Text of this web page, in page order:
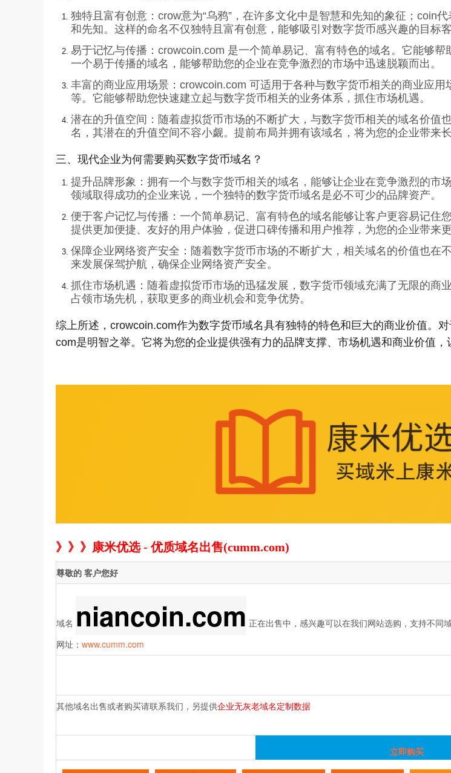
独特且富有创意：crow意为“乌鸦”，在许多文化中是智慧和先知的象征；coin
和先知。这样的命名不仅独特且富有创意，能够吸引对数字货币感兴趣的目标客
易于记忆与传播：crowcoin.com 是一个简单易记、富有特色的域名。它能够
一个易于传播的域名，能够帮助您的企业在竞争激烈的市场中迅速脱颖而出。
丰富的商业应用场景：crowcoin.com 可适用于各种与数字货币相关的商业应
等。它能够帮助您快速建立起与数字货币相关的业务体系，抓住市场机遇。
潜在的升值空间：随着虚拟货币市场的不断扩大，与数字货币相关的域名价值
名，其潜在的升值空间不容小觑。提前布局并拥有该域名，将为您的企业带来长
三、现代企业为何需要购买数字货币域名？
提升品牌形象：拥有一个与数字货币相关的域名，能够让企业在竞争激烈的市
领域取得成功的企业来说，一个独特的数字货币域名是必不可少的品牌资产。
便于客户记忆与传播：一个简单易记、富有特色的域名能够让客户更容易记住
提供更加便捷、友好的用户体验，促进口碑传播和用户推荐，为您的企业带来更
保障企业网络资产安全：随着数字货币市场的不断扩大，相关域名的价值也在
来发展保驾护航，确保企业网络资产安全。
抓住市场机遇：随着虚拟货币市场的迅猛发展，数字货币领域充满了无限的商
占领市场先机，获取更多的商业机会和竞争优势。
综上所述，crowcoin.com作为数字货币域名具有独特的特色和巨大的商业价值。
com是明智之举。它将为您的企业提供强有力的品牌支撑、市场机遇和商业价值，
》》》康米优选 - 优质域名出售(cumm.com)
尊敬的 客户您好
域名 niancoin.com 正在出售中，感兴趣可以在我们网站选购，支持不同
网址： www.cumm.com
其他域名出售或者购买请联系我们，另提供企业无灰老域名定制数据
立即购买